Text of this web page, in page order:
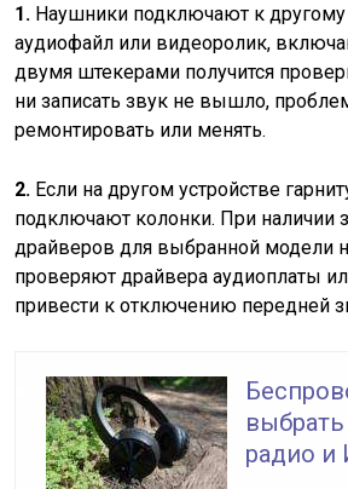
1. Наушники подключают к
аудиофайл или видеоролик,
двумя штекерами получится
ни записать звук не вышло,
ремонтировать или менять.
2. Если на другом устройстве
подключают колонки. При наличии
драйверов для выбранной модели
проверяют драйвера аудиоплаты
привести к отключению передней
радио и